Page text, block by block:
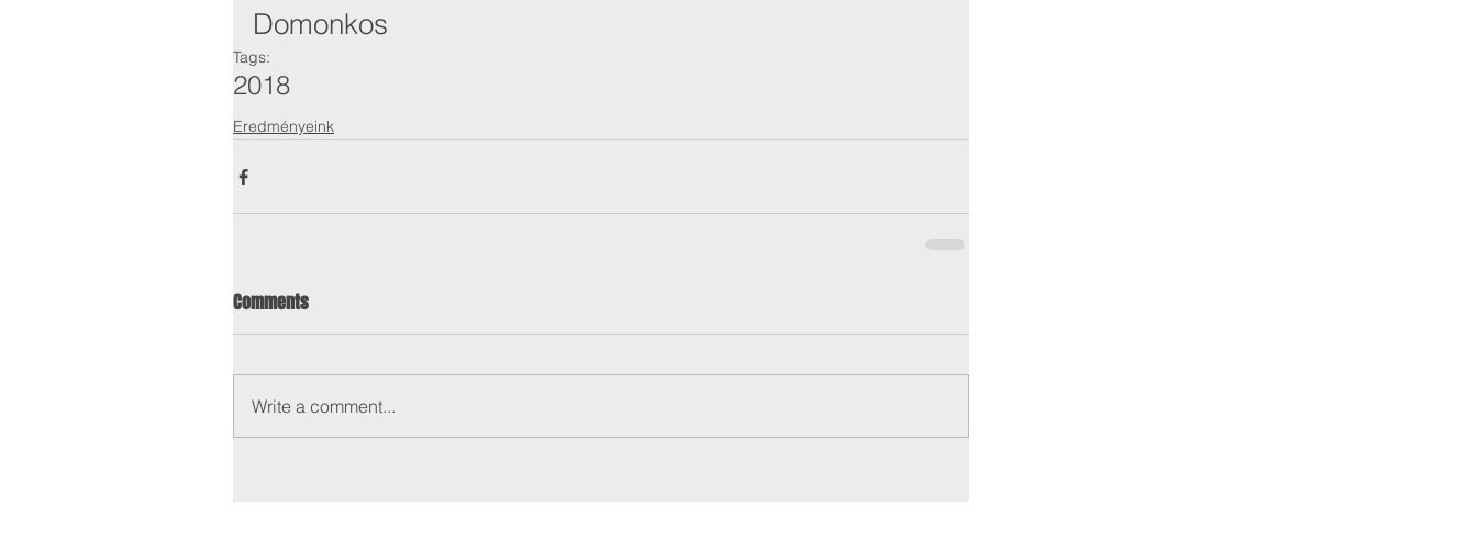
Domonkos
Tags:
2018
Eredményeink
Comments
Write a comment...